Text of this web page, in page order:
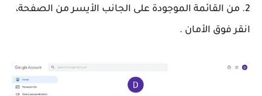
2. من القائمة الموجودة على الجانب الأيسر من الصفحة،
انقر فوق الأمان .